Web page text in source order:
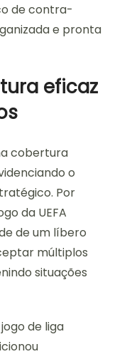
de contra-
e pronta
eficaz
cobertura
o
Por
da UEFA
de um líbero
múltiplos
situações
de liga